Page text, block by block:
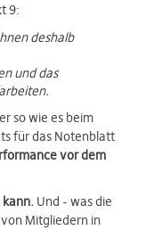
9:
deshalb
und das
so wie es beim
für das Notenblatt
vor dem
kann. Und - was die
Mitgliedern in